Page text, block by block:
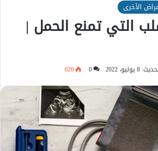
الأخرى
التي تمنع الحمل |
يوليو، 2022 0
620